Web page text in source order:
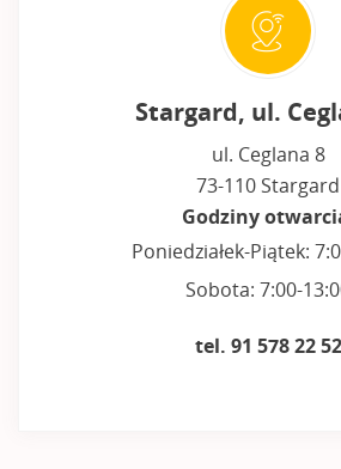
Stargard, ul.
ul. Ceglana 8
73-110 Stargard
Godziny
Poniedziałek-Piątek:
Sobota: 7:00-
tel. 91 578 22 52